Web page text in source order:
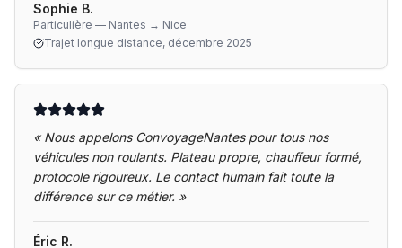
Sophie B.
Particulière — Nantes → Nice
Trajet longue distance, décembre 2025
« Nous appelons ConvoyageNantes pour tous nos
véhicules non roulants. Plateau propre, chauffeur formé,
protocole rigoureux. Le contact humain fait toute la
différence sur ce métier. »
Éric R.